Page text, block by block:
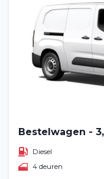
Bestelwagen -
Diesel
4 deuren